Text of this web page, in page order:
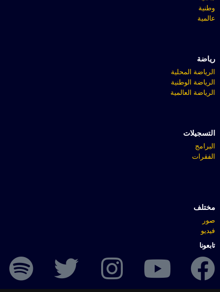
وطنية
عالمية
رياضة
الرياضة المحلية
الرياضة الوطنية
الرياضة العالمية
التسجيلات
البرامج
الفقرات
مختلف
صور
فيديو
تابعونا